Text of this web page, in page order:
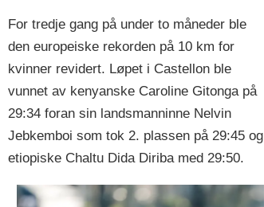
For tredje gang på under to måneder ble
den europeiske rekorden på 10 km for
kvinner revidert. Løpet i Castellon ble
vunnet av kenyanske Caroline Gitonga på
29:34 foran sin landsmanninne Nelvin
Jebkemboi som tok 2. plassen på 29:45 og
etiopiske Chaltu Dida Diriba med 29:50.